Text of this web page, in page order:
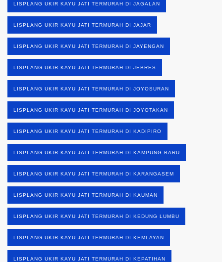
LISPLANG UKIR KAYU JATI TERMURAH DI JAGALAN
LISPLANG UKIR KAYU JATI TERMURAH DI JAJAR
LISPLANG UKIR KAYU JATI TERMURAH DI JAYENGAN
LISPLANG UKIR KAYU JATI TERMURAH DI JEBRES
LISPLANG UKIR KAYU JATI TERMURAH DI JOYOSURAN
LISPLANG UKIR KAYU JATI TERMURAH DI JOYOTAKAN
LISPLANG UKIR KAYU JATI TERMURAH DI KADIPIRO
LISPLANG UKIR KAYU JATI TERMURAH DI KAMPUNG BARU
LISPLANG UKIR KAYU JATI TERMURAH DI KARANGASEM
LISPLANG UKIR KAYU JATI TERMURAH DI KAUMAN
LISPLANG UKIR KAYU JATI TERMURAH DI KEDUNG LUMBU
LISPLANG UKIR KAYU JATI TERMURAH DI KEMLAYAN
LISPLANG UKIR KAYU JATI TERMURAH DI KEPATIHAN